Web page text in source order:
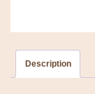
Description